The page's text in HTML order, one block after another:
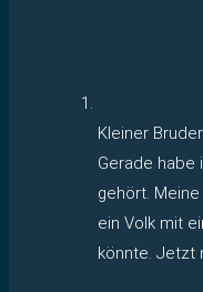
Kleiner Bruder
Gerade habe
gehört.
ein Volk mit
könnte. Jetzt